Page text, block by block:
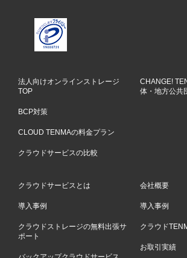
法人向けオンラインストレージ
TOP
BCP対策
CLOUD TENMAの料金プラン
クラウドサービスの比較
CHANGE!
体・地方公共
クラウドサービスとは
導入事例
クラウドストレージの無料出張サ
ポート
会社概要
導入事例
クラウド
お取引実績